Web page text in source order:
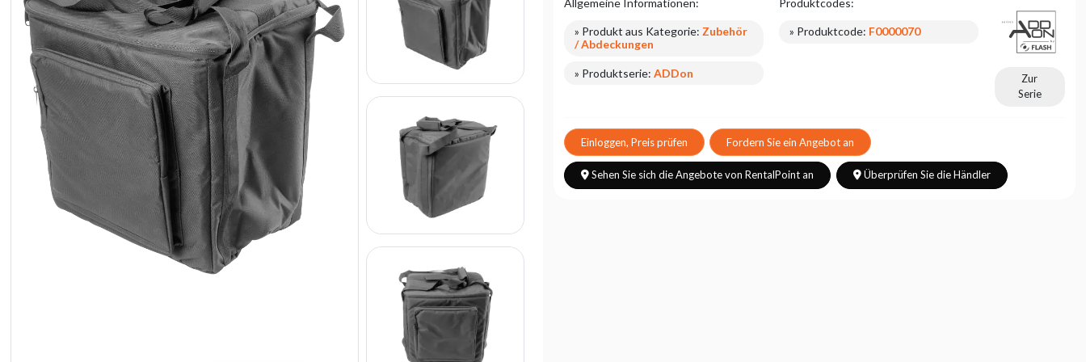
LED
Zubehör
Ausstellungsbeleuchtung
Laser
Blitze
Leitlichter
Reflektoren
» Produkt aus Kategorie: Zubehör
/ Abdeckungen
» Produktserie: ADDon
» Produktcode: F0000070
Zur
Serie
Einloggen, Preis prüfen Fordern Sie ein Angebot an
Sehen Sie sich die Angebote von RentalPoint an Überprüfen Sie die Händler